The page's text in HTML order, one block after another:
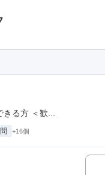
る方 ＜歓...
+16個